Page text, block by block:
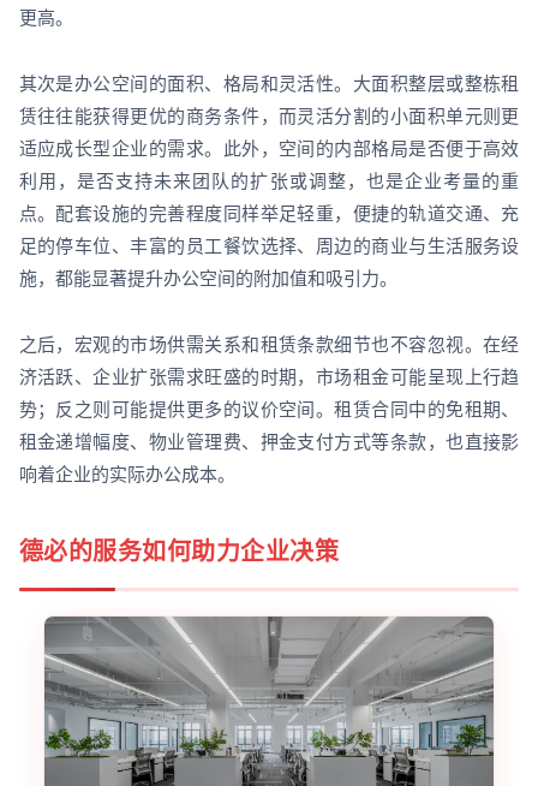
更高。
其次是办公空间的面积、格局和灵活性。大面积整层或整栋租
赁往往能获得更优的商务条件，而灵活分割的小面积单元则更
适应成长型企业的需求。此外，空间的内部格局是否便于高效
利用，是否支持未来团队的扩张或调整，也是企业考量的重
点。配套设施的完善程度同样举足轻重，便捷的轨道交通、充
足的停车位、丰富的员工餐饮选择、周边的商业与生活服务设
施，都能显著提升办公空间的附加值和吸引力。
之后，宏观的市场供需关系和租赁条款细节也不容忽视。在经
济活跃、企业扩张需求旺盛的时期，市场租金可能呈现上行趋
势；反之则可能提供更多的议价空间。租赁合同中的免租期、
租金递增幅度、物业管理费、押金支付方式等条款，也直接影
响着企业的实际办公成本。
德必的服务如何助力企业决策